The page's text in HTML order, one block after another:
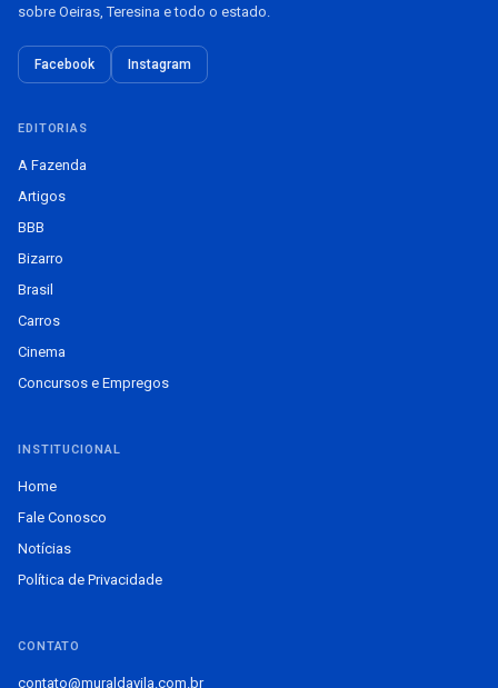
sobre Oeiras, Teresina e todo o estado.
Facebook Instagram
EDITORIAS
A Fazenda
Artigos
BBB
Bizarro
Brasil
Carros
Cinema
Concursos e Empregos
INSTITUCIONAL
Home
Fale Conosco
Notícias
Política de Privacidade
CONTATO
contato@muraldavila.com.br